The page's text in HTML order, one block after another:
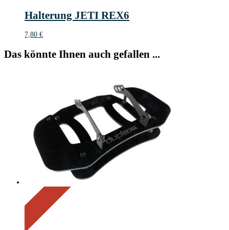
Halterung JETI REX6
7,80 €
Das könnte Ihnen auch gefallen ...
On Sale